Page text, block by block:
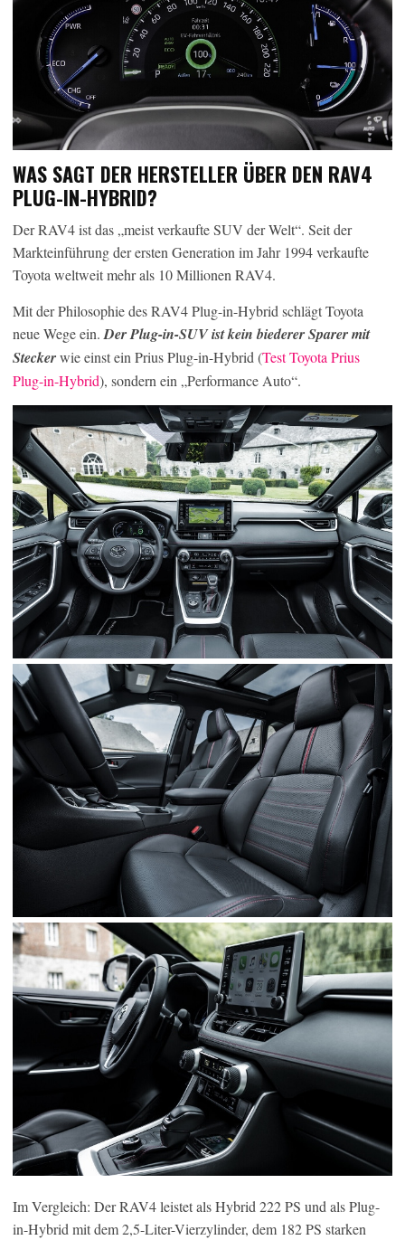
WAS SAGT DER HERSTELLER ÜBER DEN RAV4
PLUG-IN-HYBRID?
Der RAV4 ist das „meist verkaufte SUV der Welt“. Seit der
Markteinführung der ersten Generation im Jahr 1994 verkaufte
Toyota weltweit mehr als 10 Millionen RAV4.
Mit der Philosophie des RAV4 Plug-in-Hybrid schlägt Toyota
neue Wege ein. Der Plug-in-SUV ist kein biederer Sparer mit
Steckerwie einst ein Prius Plug-in-Hybrid (Test Toyota Prius
Plug-in-Hybrid), sondern ein „Performance Auto“.
Im Vergleich: Der RAV4 leistet als Hybrid 222 PS und als Plug-
in-Hybrid mit dem 2,5-Liter-Vierzylinder, dem 182 PS starken